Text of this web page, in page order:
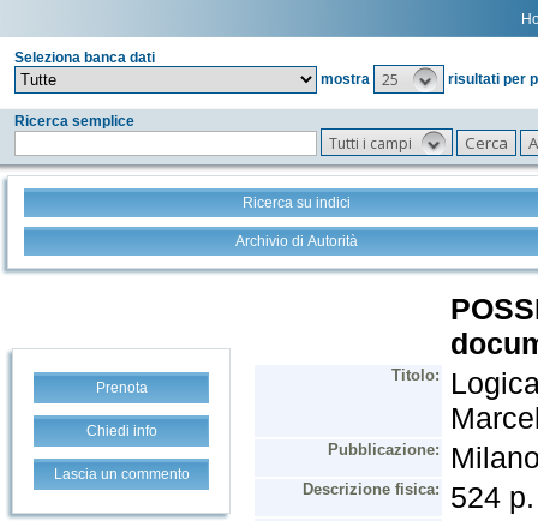
Seleziona banca dati
mostra
25 risultati per
Ricerca semplice
Tutti i campi
Ricerca su indici
Archivio di Autorità
Prenota
Chiedi info
Lascia un commento